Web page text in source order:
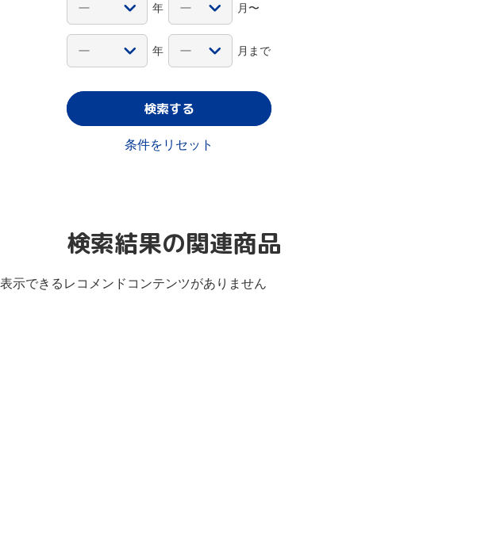
年 月〜
年 月まで
検索する
条件をリセット
検索結果の関連商品
表示できるレコメンドコンテンツがありません